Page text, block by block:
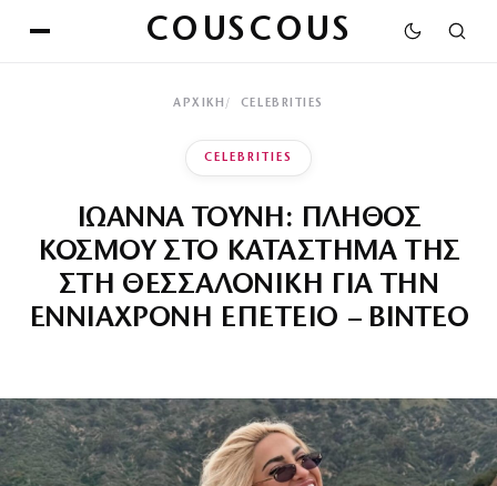
COUSCOUS
ΑΡΧΙΚΉ CELEBRITIES
CELEBRITIES
ΙΩΑΝΝΑ ΤΟΥΝΗ: ΠΛΗΘΟΣ
ΚΟΣΜΟΥ ΣΤΟ ΚΑΤΑΣΤΗΜΑ ΤΗΣ
ΣΤΗ ΘΕΣΣΑΛΟΝΙΚΗ ΓΙΑ ΤΗΝ
ΕΝΝΙΑΧΡΟΝΗ ΕΠΕΤΕΙΟ – ΒΙΝΤΕΟ